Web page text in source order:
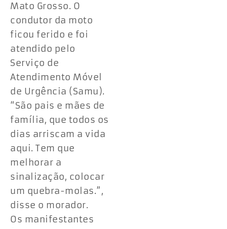
Mato Grosso. O
condutor da moto
ficou ferido e foi
atendido pelo
Serviço de
Atendimento Móvel
de Urgência (Samu).
“São pais e mães de
família, que todos os
dias arriscam a vida
aqui. Tem que
melhorar a
sinalização, colocar
um quebra-molas.”,
disse o morador.
Os manifestantes